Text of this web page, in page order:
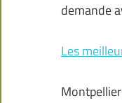
demande
Les